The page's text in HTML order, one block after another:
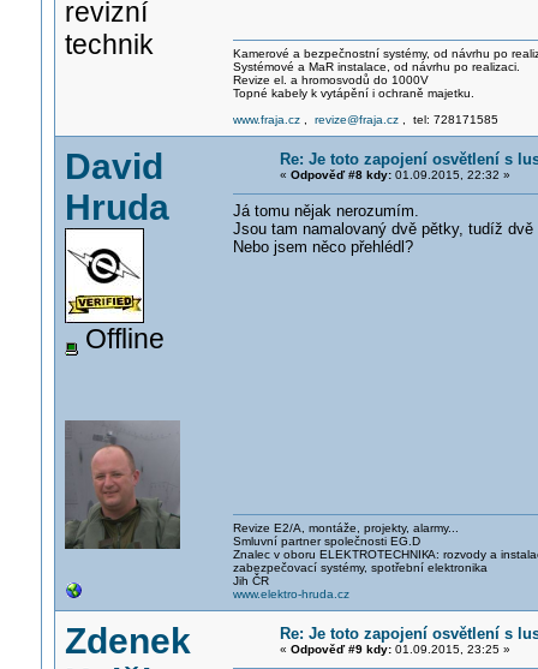
revizní
technik
Kamerové a bezpečnostní systémy, od návrhu po
Systémové a MaR instalace, od návrhu po realizaci.
Revize el. a hromosvodů do 1000V
Topné kabely k vytápění i ochraně majetku.
www.fraja.cz, revize@fraja.cz, tel: 728171585
David
Hruda
Offline
Re: Je toto zapojení osvětlení s
« Odpověď #8 kdy:01.09.2015, 22:32 »
Já tomu nějak nerozumím.
Jsou tam namalovaný dvě pětky, tudíž
Nebo jsem něco přehlédl?
Revize E2/A, montáže, projekty, alarmy...
Smluvní partner společnosti EG.D
Znalec v oboru ELEKTROTECHNIKA: rozvody a
zabezpečovací systémy, spotřební elektronika
Jih ČR
www.elektro-hruda.cz
Zdenek
Re: Je toto zapojení osvětlení s
« Odpověď #9 kdy:01.09.2015, 23:25 »